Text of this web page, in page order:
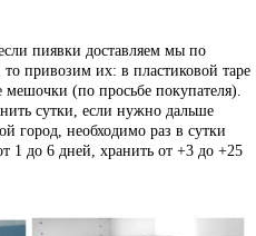
пиявки доставляем мы по
привозим их: в пластиковой таре
мешочки (по просьбе покупателя).
сутки, если нужно дальше
город, необходимо раз в сутки
1 до 6 дней, хранить от +3 до +25